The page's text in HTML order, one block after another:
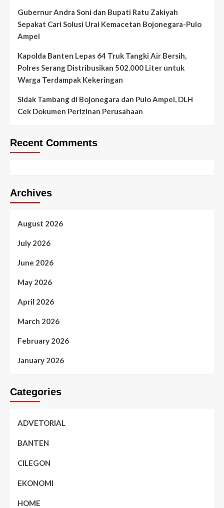
Gubernur Andra Soni dan Bupati Ratu Zakiyah
Sepakat Cari Solusi Urai Kemacetan Bojonegara-Pulo
Ampel
Kapolda Banten Lepas 64 Truk Tangki Air Bersih,
Polres Serang Distribusikan 502.000 Liter untuk
Warga Terdampak Kekeringan
Sidak Tambang di Bojonegara dan Pulo Ampel, DLH
Cek Dokumen Perizinan Perusahaan
Recent Comments
Archives
August 2026
July 2026
June 2026
May 2026
April 2026
March 2026
February 2026
January 2026
Categories
ADVETORIAL
BANTEN
CILEGON
EKONOMI
HOME